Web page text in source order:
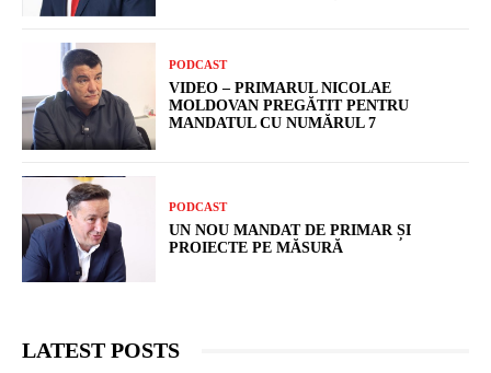
PODCAST
VIDEO – PRIMARUL NICOLAE
MOLDOVAN PREGĂTIT PENTRU
MANDATUL CU NUMĂRUL 7
PODCAST
UN NOU MANDAT DE PRIMAR ȘI
PROIECTE PE MĂSURĂ
LATEST POSTS